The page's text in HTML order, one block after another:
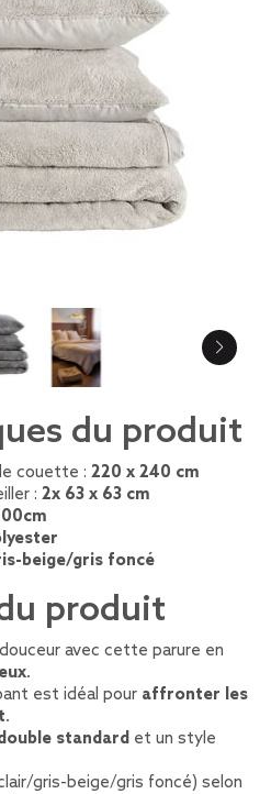
du produit
couette : 220 x 240 cm
: 2x 63 x 63 cm
beige/gris foncé
produit
avec cette parure en
.
est idéal pour affronter les
.
standard et un style
gris-beige/gris foncé) selon